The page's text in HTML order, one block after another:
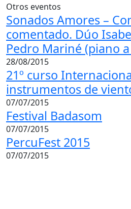
Otros eventos
Sonados Amores –
comentado. Dúo
Pedro Mariné (piano
28/08/2015
21º curso
instrumentos de
07/07/2015
Festival Badasom
07/07/2015
PercuFest 2015
07/07/2015